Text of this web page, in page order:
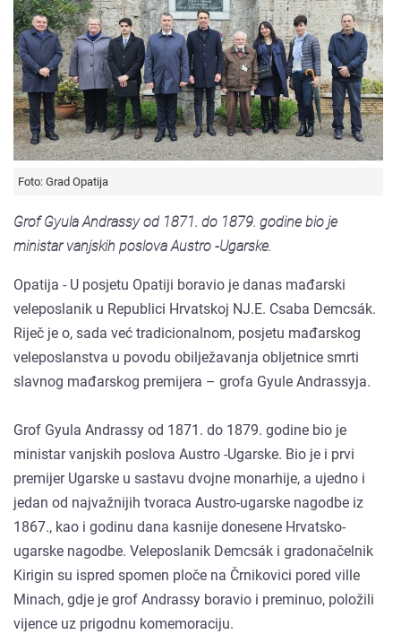
Foto: Grad Opatija
Grof Gyula Andrassy od 1871. do 1879. godine bio je
ministar vanjskih poslova Austro -Ugarske.
Opatija - U posjetu Opatiji boravio je danas mađarski
veleposlanik u Republici Hrvatskoj NJ.E. Csaba Demcsák.
Riječ je o, sada već tradicionalnom, posjetu mađarskog
veleposlanstva u povodu obilježavanja obljetnice smrti
slavnog mađarskog premijera – grofa Gyule Andrassyja.
Grof Gyula Andrassy od 1871. do 1879. godine bio je
ministar vanjskih poslova Austro -Ugarske. Bio je i prvi
premijer Ugarske u sastavu dvojne monarhije, a ujedno i
jedan od najvažnijih tvoraca Austro-ugarske nagodbe iz
1867., kao i godinu dana kasnije donesene Hrvatsko-
ugarske nagodbe. Veleposlanik Demcsák i gradonačelnik
Kirigin su ispred spomen ploče na Črnikovici pored ville
Minach, gdje je grof Andrassy boravio i preminuo, položili
vijence uz prigodnu komemoraciju.